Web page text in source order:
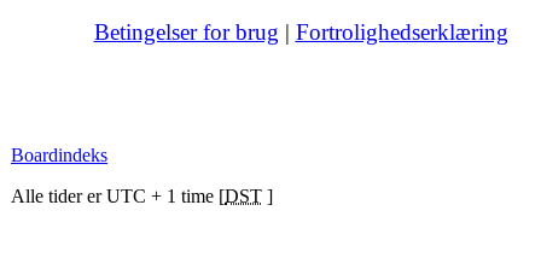
Betingelser for brug | Fortrolighedserklæring
Boardindeks
Alle tider er UTC + 1 time [DST ]